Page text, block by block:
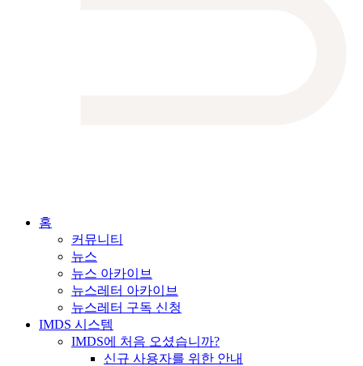
홈
커뮤니티
뉴스
뉴스 아카이브
뉴스레터 아카이브
뉴스레터 구독 신청
IMDS 시스템
IMDS에 처음 오셨습니까?
신규 사용자를 위한 안내